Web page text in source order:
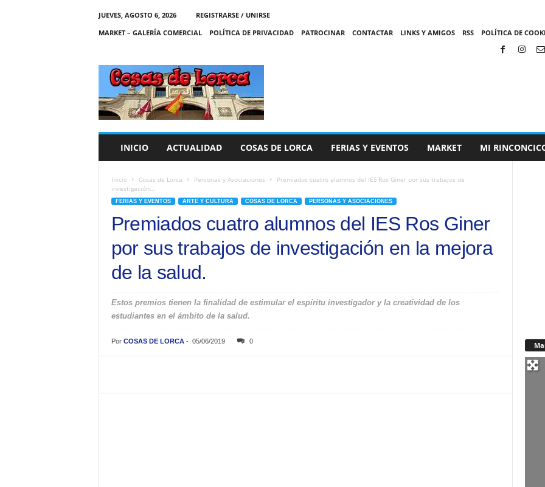
JUEVES, AGOSTO 6, 2026
REGISTRARSE / UNIRSE
MARKET – GALERÍA COMERCIAL
POLÍTICA DE PRIVACIDAD PATROCINAR CONTACTAR LINKS Y AMIGOS RSS POLÍTICA DE
C
A
S
INICIO ACTUALIDAD COSAS DE LORCA FERIAS Y EVENTOS MARKET MI
Inicio Cosas de Lorca Personas y Asociaciones
Premiados cuatro alumnos del IES Ros Giner por sus trabajos de
investigación...
FERIAS Y EVENTOS ARTE Y CULTURA COSAS DE LORCA PERSONAS Y ASOCIACIONES
Premiados cuatro alumnos del IES Ros Giner
por sus trabajos de investigación en la mejora
de la salud.
Estos premios tienen la finalidad de estimular el espíritu investigador y la creatividad de los
estudiantes en el ámbito de la salud.
Por COSAS DE LORCA- 05/06/2019 0